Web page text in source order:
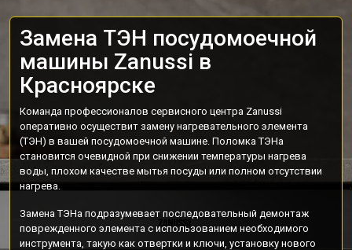
Замена ТЭН посудомоечной
машины Zanussi в
Красноярске
Команда профессионалов сервисного центра Zanussi
оперативно осуществит замену нагревательного элемента
(ТЭН) в вашей посудомоечной машине. Поломка ТЭНа
становится очевидной при снижении температуры нагрева
воды, плохом качестве мытья посуды или полном отсутствии
нагрева.
Замена ТЭНа подразумевает последовательный демонтаж
поврежденного элемента с использованием необходимого
инструмента, такую как отвертки и ключи, установку нового